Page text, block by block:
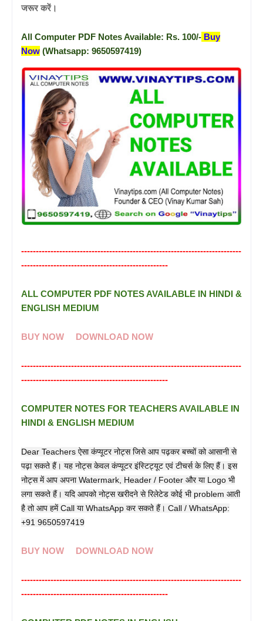
जरूर करें।
All Computer PDF Notes Available: Rs. 100/- Buy
Now (Whatsapp: 9650597419)
---------------------------------------------------------------------------
--------------------------------------------------
ALL COMPUTER PDF NOTES AVAILABLE IN HINDI &
ENGLISH MEDIUM
BUY NOW DOWNLOAD NOW
---------------------------------------------------------------------------
--------------------------------------------------
COMPUTER NOTES FOR TEACHERS AVAILABLE IN
HINDI & ENGLISH MEDIUM
Dear Teachers ऐसा कंप्यूटर नोट्स जिसे आप पढ़कर बच्चों को आसानी से
पढ़ा सकते हैं। यह नोट्स केवल कंप्यूटर इंस्टिट्यूट एवं टीचर्स के लिए हैं। इस
नोट्स में आप अपना Watermark, Header / Footer और या Logo भी
लगा सकते हैं। यदि आपको नोट्स खरीदने से रिलेटेड कोई भी problem आती
है तो आप हमें Call या WhatsApp कर सकते हैं। Call / WhatsApp:
+91 9650597419
BUY NOW DOWNLOAD NOW
---------------------------------------------------------------------------
--------------------------------------------------